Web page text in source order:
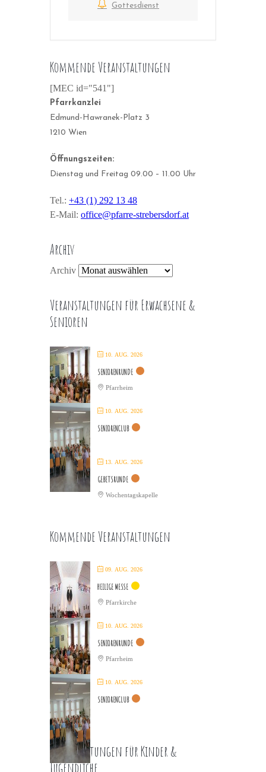
Gottesdienst
Kommende Veranstaltungen
[MEC id="541"]
Pfarrkanzlei
Edmund-Hawranek-Platz 3
1210 Wien
Öffnungszeiten:
Dienstag und Freitag 09.00 – 11.00 Uhr
Tel.: +43 (1) 292 13 48
E-Mail: office@pfarre-strebersdorf.at
Archiv
Archiv
Veranstaltungen für Erwachsene &
Senioren
10. AUG. 2026
SENIORENRUNDE
Pfarrheim
10. AUG. 2026
SENIORENCLUB
13. AUG. 2026
GEBETSRUNDE
Wochentagskapelle
Kommende Veranstaltungen
09. AUG. 2026
HEILIGE MESSE
Pfarrkirche
10. AUG. 2026
SENIORENRUNDE
Pfarrheim
10. AUG. 2026
SENIORENCLUB
Veranstaltungen für Kinder &
Jugendliche